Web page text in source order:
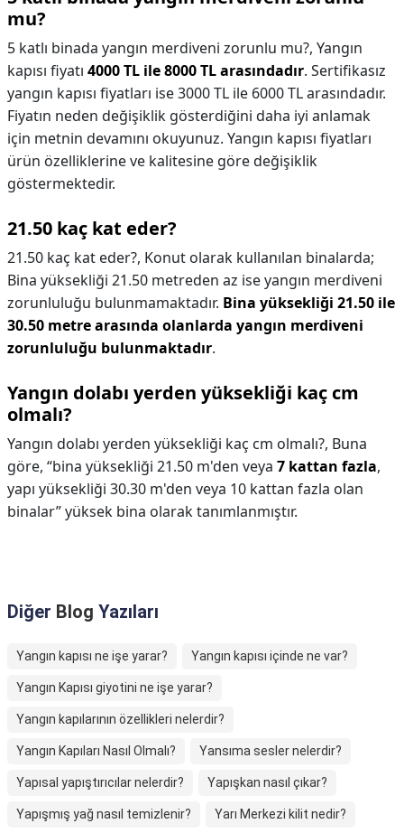
mu?
5 katlı binada yangın merdiveni zorunlu mu?, Yangın
kapısı fiyatı 4000 TL ile 8000 TL arasındadır. Sertifikasız
yangın kapısı fiyatları ise 3000 TL ile 6000 TL arasındadır.
Fiyatın neden değişiklik gösterdiğini daha iyi anlamak
için metnin devamını okuyunuz. Yangın kapısı fiyatları
ürün özelliklerine ve kalitesine göre değişiklik
göstermektedir.
21.50 kaç kat eder?
21.50 kaç kat eder?, Konut olarak kullanılan binalarda;
Bina yüksekliği 21.50 metreden az ise yangın merdiveni
zorunluluğu bulunmamaktadır. Bina yüksekliği 21.50 ile
30.50 metre arasında olanlarda yangın merdiveni
zorunluluğu bulunmaktadır.
Yangın dolabı yerden yüksekliği kaç cm
olmalı?
Yangın dolabı yerden yüksekliği kaç cm olmalı?, Buna
göre, “bina yüksekliği 21.50 m'den veya 7 kattan fazla,
yapı yüksekliği 30.30 m'den veya 10 kattan fazla olan
binalar” yüksek bina olarak tanımlanmıştır.
Diğer Blog Yazıları
Yangın kapısı ne işe yarar? Yangın kapısı içinde ne var?
Yangın Kapısı giyotini ne işe yarar?
Yangın kapılarının özellikleri nelerdir?
Yangın Kapıları Nasıl Olmalı? Yansıma sesler nelerdir?
Yapısal yapıştırıcılar nelerdir? Yapışkan nasıl çıkar?
Yapışmış yağ nasıl temizlenir? Yarı Merkezi kilit nedir?